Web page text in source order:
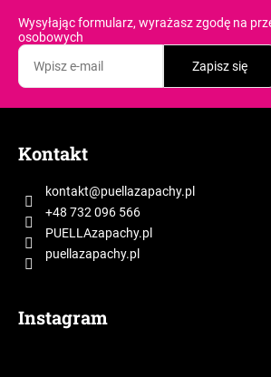
Wysyłając formularz, wyrażasz zgodę na
osobowych
Zapisz się
Kontakt
kontakt@puellazapachy.pl
+48 732 096 566
PUELLAzapachy.pl
puellazapachy.pl
Instagram